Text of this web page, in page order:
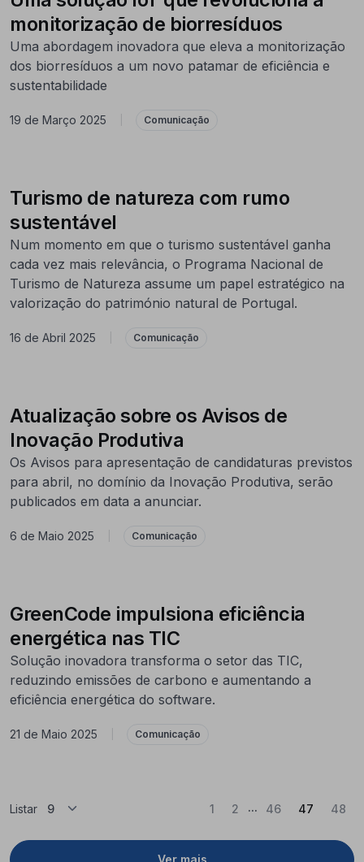
monitorização de biorresíduos
Uma abordagem inovadora que eleva a monitorização
dos biorresíduos a um novo patamar de eficiência e
sustentabilidade
19 de Março 2025 Comunicação
Turismo de natureza com rumo
sustentável
Num momento em que o turismo sustentável ganha
cada vez mais relevância, o Programa Nacional de
Turismo de Natureza assume um papel estratégico na
valorização do património natural de Portugal.
16 de Abril 2025 Comunicação
Atualização sobre os Avisos de
Inovação Produtiva
Os Avisos para apresentação de candidaturas previstos
para abril, no domínio da Inovação Produtiva, serão
publicados em data a anunciar.
6 de Maio 2025 Comunicação
GreenCode impulsiona eficiência
energética nas TIC
Solução inovadora transforma o setor das TIC,
reduzindo emissões de carbono e aumentando a
eficiência energética do software.
21 de Maio 2025 Comunicação
Listar 1 2 ... 46 47(Atual)
48